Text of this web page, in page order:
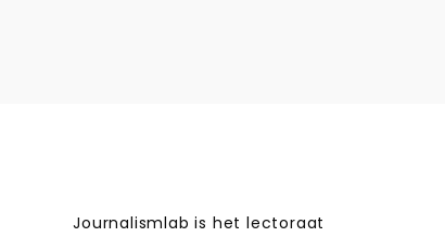
Journalismlab is het lectoraat